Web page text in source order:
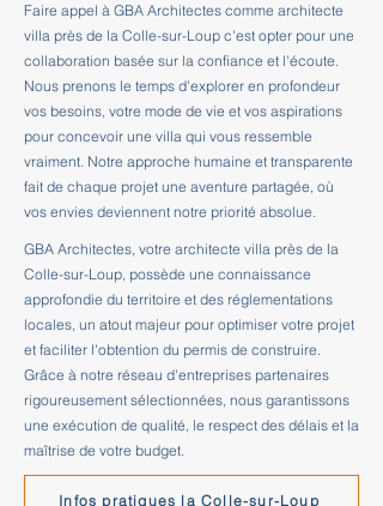
Faire appel à GBA Architectes comme architecte
villa près de la Colle-sur-Loup c'est opter pour une
collaboration basée sur la confiance et l'écoute.
Nous prenons le temps d'explorer en profondeur
vos besoins, votre mode de vie et vos aspirations
pour concevoir une villa qui vous ressemble
vraiment. Notre approche humaine et transparente
fait de chaque projet une aventure partagée, où
vos envies deviennent notre priorité absolue.
GBA Architectes, votre architecte villa près de la
Colle-sur-Loup, possède une connaissance
approfondie du territoire et des réglementations
locales, un atout majeur pour optimiser votre projet
et faciliter l'obtention du permis de construire.
Grâce à notre réseau d'entreprises partenaires
rigoureusement sélectionnées, nous garantissons
une exécution de qualité, le respect des délais et la
maîtrise de votre budget.
Infos pratiques la Colle-sur-Loup